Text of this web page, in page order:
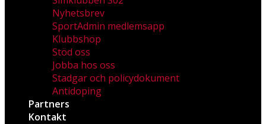
Nyhetsbrev
SportAdmin medlemsapp
Klubbshop
Stöd oss
Jobba hos oss
Stadgar och policydokument
Antidoping
Partners
Kontakt